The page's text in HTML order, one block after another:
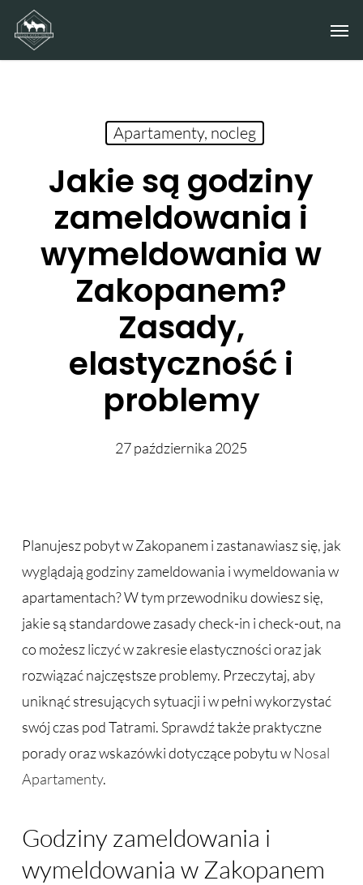
Skip
main
Apartamenty, nocleg
Jakie są godziny
zameldowania i
wymeldowania w
Zakopanem?
Zasady,
elastyczność i
problemy
27 października 2025
Planujesz pobyt w Zakopanem i zastanawiasz się, jak
wyglądają godziny zameldowania i wymeldowania w
apartamentach? W tym przewodniku dowiesz się,
jakie są standardowe zasady check-in i check-out, na
co możesz liczyć w zakresie elastyczności oraz jak
rozwiązać najczęstsze problemy. Przeczytaj, aby
uniknąć stresujących sytuacji i w pełni wykorzystać
swój czas pod Tatrami. Sprawdź także praktyczne
porady oraz wskazówki dotyczące pobytu w Nosal
Apartamenty.
Godziny zameldowania i
wymeldowania w Zakopanem